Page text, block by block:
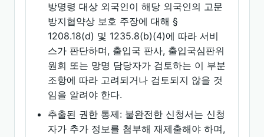
방명령 대상 외국인이 해당 외국인의 고문
방지협약상 보호 주장에 대해 §
1208.18(d) 및 1235.8(b)(4)에 따라 서비
스가 판단하며, 출입국 판사, 출입국심판위
원회 또는 망명 담당자가 검토하는 이 부분
조항에 따라 고려되거나 검토되지 않을 것
임을 알려야 한다.
추출된 권한 통제: 불완전한 신청서는 신청
자가 추가 정보를 첨부해 재제출해야 하며,